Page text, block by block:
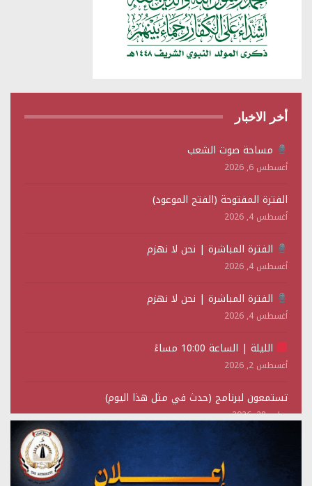
أخر الاخبار
مساحة صوت الشعب
أغسطس 6, 2026
الفترة المفتوحة (الفتح الموعود)
أغسطس 4, 2026
الفترة المباشرة | نحن لا نهزم
أغسطس 4, 2026
الفترة المباشرة | نحن لا نهزم
أغسطس 4, 2026
الليلة | الساعة 10:00 مساءً
أغسطس 2, 2026
تستمعون لبرنامج (حدث في مثل هذا اليوم)
يوليو 28, 2026
(نحن لا نهزم) بث مباشر